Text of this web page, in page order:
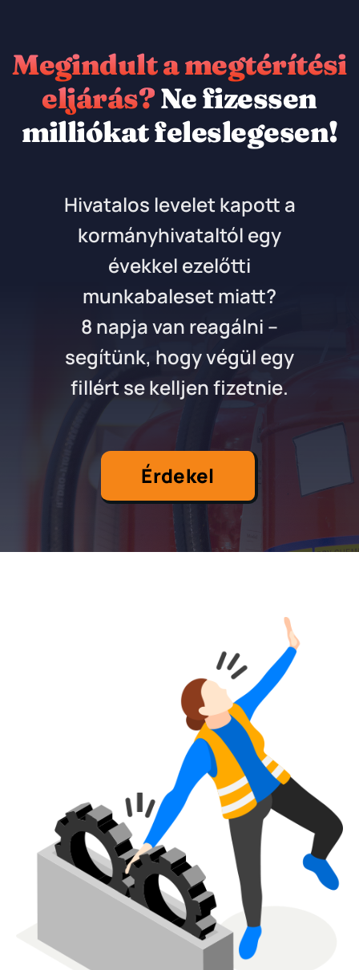
Megindult a megtérítési
eljárás?Ne fizessen
milliókat feleslegesen!
Hivatalos levelet kapott a
kormányhivataltól egy
évekkel ezelőtti
munkabaleset miatt?
8 napja van reagálni –
segítünk, hogy végül egy
fillért se kelljen fizetnie.
Érdekel